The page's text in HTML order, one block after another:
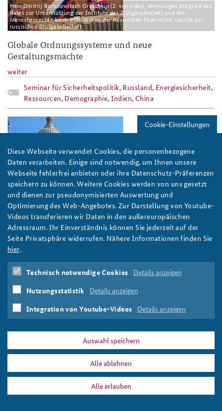
Herr Dmitrij Borissowitsch Oreschkin (2. von links), ehemaliges Mitglied des
Rates zur Unterstützung der Institute der Zivilgesellschaft und der
Menschenrechte beim Präsidenten der Russischen Föderation, spricht zur
russischen Zivilgesellschaft.
Globale Ordnungssysteme und neue
Gestaltungsmächte
weiter
Seminar für Sicherheitspolitik, Russland, Energiesicherheit,
Ressourcen, Demographie,Indien, China
Das Kapitol in Washington D.C. vor blauem Himmel.
Elemente globaler Ordnung und die Rolle der USA
weiter
Seminar für Sicherheitspolitik,USA,Schuldenkrise,
Freihandelsabkommen,Vereinte Nationen,
Friedenssicherung,Syrienkonflikt ,Mali,Nordafrika
Seiten
« erste Seite ‹ vorherige Seite 1 2
PRESSE DATENSCHUTZ IMPRESSUM FAQ
Seminar für Sicherheitspolitik Drucken
Cookie-Einstellungen
Diese Webseite verwendet Cookies, die personenbezogene
Daten verarbeiten. Einige sind notwendig, um Ihnen unsere
Webseite fehlerfrei anbieten oder ihre Datenschutz-Präferenzen
speichern zu können. Weitere Cookies werden von uns gesetzt
und dienen zur pseudonymisierten Auswertung und
Optimierung des Web-Angebotes. Zur Darstellung von Youtube-
Videos transferieren wir Daten in den außereuropäischen
Adressraum. Ihr Einverständnis können Sie jederzeit auf der
Seite Privatsphäre widerrufen. Nähere Informationen finden Sie
hier.
Technisch notwendige Cookies Details anzeigen
Nutzungsstatistik Details anzeigen
Integration von Youtube-Videos Details anzeigen
Auswahl speichern
Alle ablehnen
Alle erlauben